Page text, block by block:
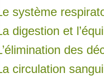
système
digestion et
des
circulation